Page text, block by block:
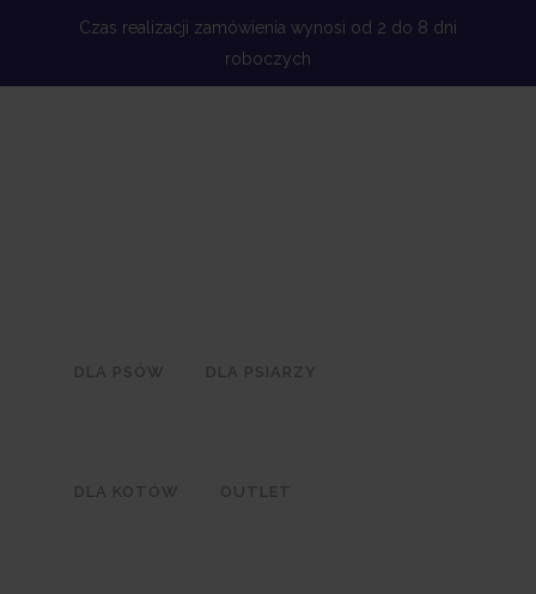
Czas realizacji zamówienia wynosi od 2 do 8 dni
roboczych
DLA PSÓW DLA PSIARZY
DLA KOTÓW OUTLET